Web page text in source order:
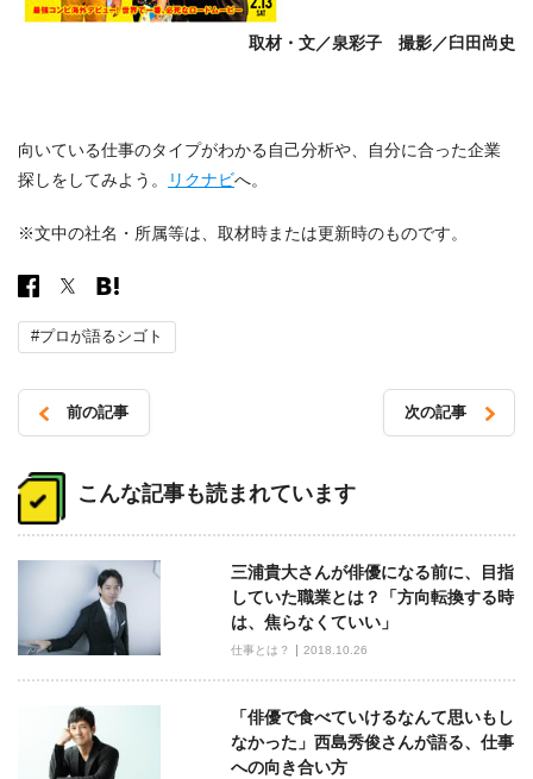
取材・文／泉彩子 撮影／臼田尚史
向いている仕事のタイプがわかる自己分析や、自分に合った企業
探しをしてみよう。
リクナビへ。
※文中の社名・所属等は、取材時または更新時のものです。
#プロが語るシゴト
稿
ナ
シ
ョ
前の記事 次の記事
こんな記事も読まれています
三浦貴大さんが俳優になる前に、目指
していた職業とは？「方向転換する時
は、焦らなくていい」
仕事とは？ 2018.10.26
「俳優で食べていけるなんて思いもし
なかった」西島秀俊さんが語る、仕事
への向き合い方